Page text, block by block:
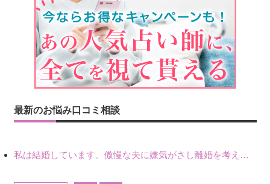
最新のお悩み口コミ相談
私は結婚しています。傲慢な夫に嫌気がさし離婚を考えていたときに、彼と出会いました。彼には恋人がいましたが、話をするうちに、夫とのことを相談するようにな